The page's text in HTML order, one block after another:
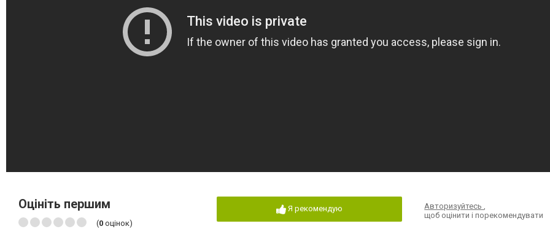
Оцініть першим
(0 оцінок)
Я рекомендую Авторизуйтесь,
щоб оцінити і порекомендувати